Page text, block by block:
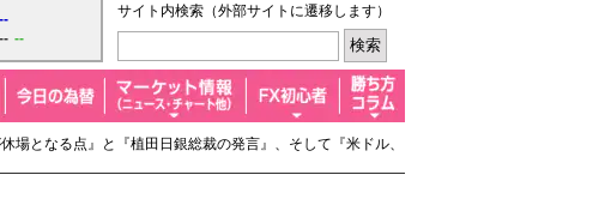
--
サイト内検索（外部サイトに遷移します）
となる点』と『植田日銀総裁の発言』、そして『米ドル、